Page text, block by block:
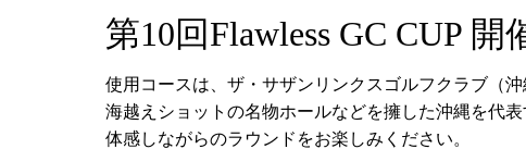
第10回Flawless GC CUP 開
使用コースは、ザ・サザンリンクスゴルフクラブ（沖
海越えショットの名物ホールなどを擁した沖縄を代
体感しながらのラウンドをお楽しみください。